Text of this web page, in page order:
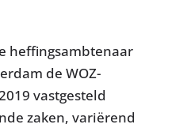
heffingsambtenaar
de WOZ-
vastgesteld
zaken, variërend